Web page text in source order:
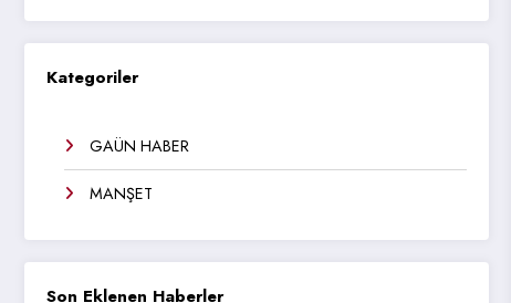
Kategoriler
GAÜN HABER
MANŞET
Son Eklenen Haberler